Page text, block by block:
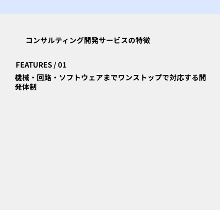
コンサルティング開発サービスの特徴
FEATURES / 01
機械・回路・ソフトウェアまでワンストップで対応する開
発体制